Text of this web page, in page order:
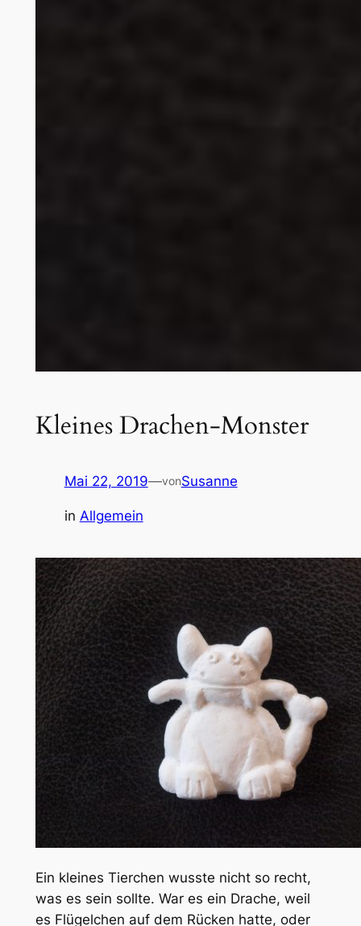
Kleines Drachen-Monster
Mai 22, 2019—vonSusanne
in Allgemein
Ein kleines Tierchen wusste nicht so recht,
was es sein sollte. War es ein Drache, weil
es Flügelchen auf dem Rücken hatte, oder